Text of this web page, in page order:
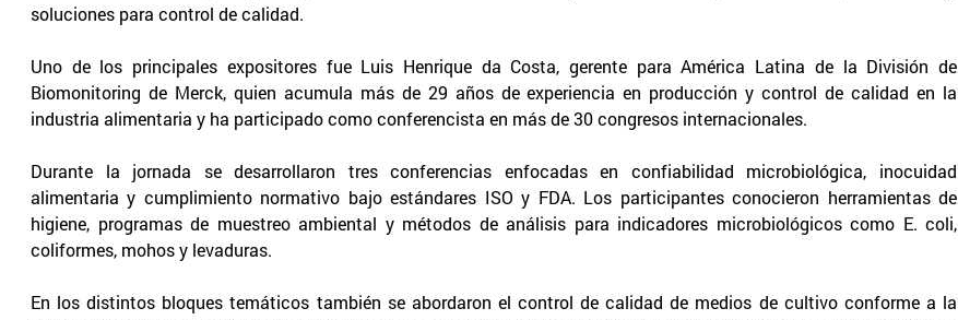
soluciones para control de calidad.
Uno de los principales expositores fue Luis Henrique da Costa, gerente para América Latina de la División de
Biomonitoring de Merck, quien acumula más de 29 años de experiencia en producción y control de calidad en la
industria alimentaria y ha participado como conferencista en más de 30 congresos internacionales.
Durante la jornada se desarrollaron tres conferencias enfocadas en confiabilidad microbiológica, inocuidad
alimentaria y cumplimiento normativo bajo estándares ISO y FDA. Los participantes conocieron herramientas de
higiene, programas de muestreo ambiental y métodos de análisis para indicadores microbiológicos como E. coli,
coliformes, mohos y levaduras.
En los distintos bloques temáticos también se abordaron el control de calidad de medios de cultivo conforme a la